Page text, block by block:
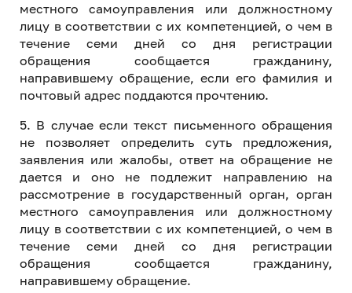
местного самоуправления или должностному
лицу в соответствии с их компетенцией, о чем в
течение семи дней со дня регистрации
обращения сообщается гражданину,
направившему обращение, если его фамилия и
почтовый адрес поддаются прочтению.
5. В случае если текст письменного обращения
не позволяет определить суть предложения,
заявления или жалобы, ответ на обращение не
дается и оно не подлежит направлению на
рассмотрение в государственный орган, орган
местного самоуправления или должностному
лицу в соответствии с их компетенцией, о чем в
течение семи дней со дня регистрации
обращения сообщается гражданину,
направившему обращение.